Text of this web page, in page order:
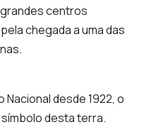
centros
chegada a uma das
desde 1922, o
desta terra.